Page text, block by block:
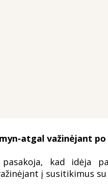
atgal važinėjant
pasakoja, kad idėja
į susitikimus